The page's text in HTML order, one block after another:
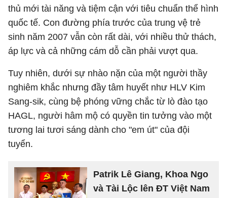
thủ mới tài năng và tiệm cận với tiêu chuẩn thể hình
quốc tế. Con đường phía trước của trung vệ trẻ
sinh năm 2007 vẫn còn rất dài, với nhiều thử thách,
áp lực và cả những cám dỗ cần phải vượt qua.
Tuy nhiên, dưới sự nhào nặn của một người thầy
nghiêm khắc nhưng đầy tâm huyết như HLV Kim
Sang-sik, cùng bệ phóng vững chắc từ lò đào tạo
HAGL, người hâm mộ có quyền tin tưởng vào một
tương lai tươi sáng dành cho "em út" của đội
tuyển.
Patrik Lê Giang, Khoa Ngo
và Tài Lộc lên ĐT Việt Nam